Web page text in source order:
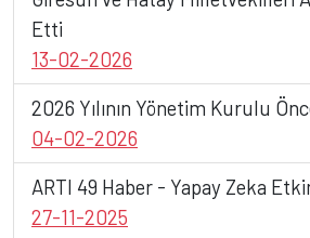
Etti
13-02-2026
2026 Yılının Yönetim Kurulu
04-02-2026
ARTI 49 Haber - Yapay Zeka
27-11-2025